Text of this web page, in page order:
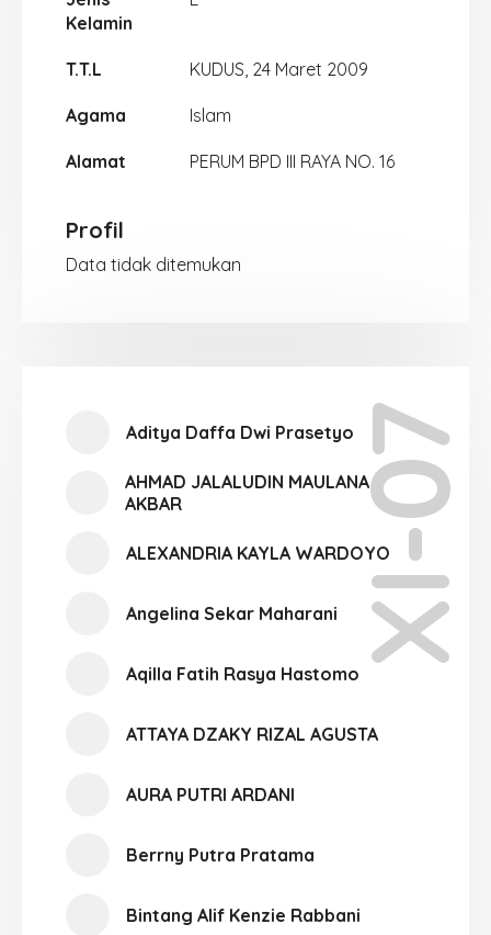
Kelamin
T.T.L KUDUS, 24 Maret 2009
Agama Islam
Alamat PERUM BPD III RAYA NO. 16
Profil
Data tidak ditemukan
XI-07
Aditya Daffa Dwi Prasetyo
AHMAD JALALUDIN MAULANA
AKBAR
ALEXANDRIA KAYLA WARDOYO
Angelina Sekar Maharani
Aqilla Fatih Rasya Hastomo
ATTAYA DZAKY RIZAL AGUSTA
AURA PUTRI ARDANI
Berrny Putra Pratama
Bintang Alif Kenzie Rabbani